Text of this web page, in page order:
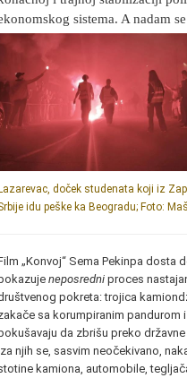
sistema. A nadam
doček studenata koji iz
idu peške ka Beogradu; Foto:
„Konvoj“ Sema Pekinpa dosta
neposredni proces
pokreta: trojica
sa korumpiranim pandurom i
da zbrišu preko državne
njih se, sasvim neočekivano,
kamiona, automobile,